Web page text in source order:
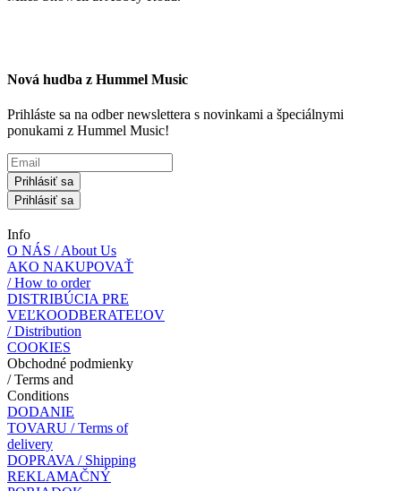
Nová hudba z Hummel Music
Prihláste sa na odber newslettera s novinkami a špeciálnymi
ponukami z Hummel Music!
Prihlásiť sa
Prihlásiť sa
Info
O NÁS / About Us
AKO NAKUPOVAŤ
/ How to order
DISTRIBÚCIA PRE
VEĽKOODBERATEĽOV
/ Distribution
COOKIES
Obchodné podmienky
/ Terms and
Conditions
DODANIE
TOVARU / Terms of
delivery
DOPRAVA / Shipping
REKLAMAČNÝ